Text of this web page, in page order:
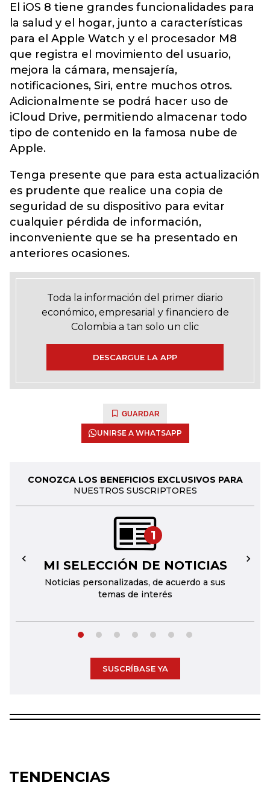
El iOS 8 tiene grandes funcionalidades para
la salud y el hogar, junto a características
para el Apple Watch y el procesador M8
que registra el movimiento del usuario,
mejora la cámara, mensajería,
notificaciones, Siri, entre muchos otros.
Adicionalmente se podrá hacer uso de
iCloud Drive, permitiendo almacenar todo
tipo de contenido en la famosa nube de
Apple.
Tenga presente que para esta actualización
es prudente que realice una copia de
seguridad de su dispositivo para evitar
cualquier pérdida de información,
inconveniente que se ha presentado en
anteriores ocasiones.
Toda la información del primer diario
económico, empresarial y financiero de
Colombia a tan solo un clic
DESCARGUE LA APP
GUARDAR
UNIRSE A WHATSAPP
CONOZCA LOS BENEFICIOS EXCLUSIVOS PARA
NUESTROS SUSCRIPTORES
1
MI SELECCIÓN DE NOTICIAS
Noticias personalizadas, de acuerdo a sus
temas de interés
← →
SUSCRÍBASE YA
TENDENCIAS